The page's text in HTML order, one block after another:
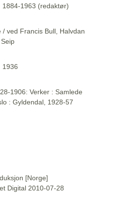
1884-1963 (redaktør)
/ ved Francis Bull, Halvdan
1936
1906: Verker : Samlede
: Gyldendal, 1928-57
[Norge]
Digital 2010-07-28